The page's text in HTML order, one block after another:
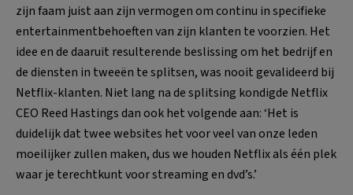
zijn faam juist aan zijn vermogen om continu in specifieke
entertainmentbehoeften van zijn klanten te voorzien. Het
idee en de daaruit resulterende beslissing om het bedrijf en
de diensten in tweeën te splitsen, was nooit gevalideerd bij
Netflix-klanten. Niet lang na de splitsing kondigde Netflix
CEO Reed Hastings dan ook het volgende aan: ‘Het is
duidelijk dat twee websites het voor veel van onze leden
moeilijker zullen maken, dus we houden Netflix als één plek
waar je terechtkunt voor streaming en dvd’s.’